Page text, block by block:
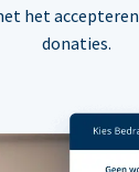
het
donaties.